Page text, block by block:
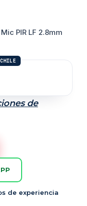
PIR LF 2.8mm
de
de experiencia